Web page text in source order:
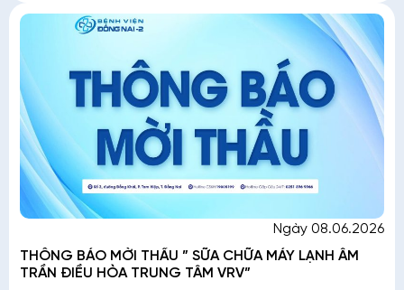
Ngày 08.06.2026
THÔNG BÁO MỜI THẦU ” SỮA CHỮA MÁY LẠNH ÂM
TRẦN ĐIỀU HÒA TRUNG TÂM VRV”